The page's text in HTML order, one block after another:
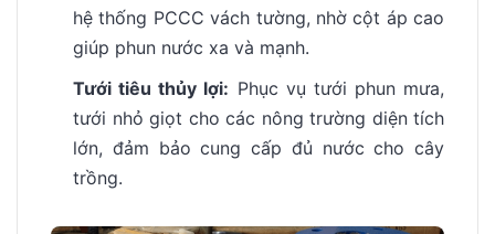
hệ thống PCCC vách tường, nhờ cột áp cao
giúp phun nước xa và mạnh.
Tưới tiêu thủy lợi: Phục vụ tưới phun mưa,
tưới nhỏ giọt cho các nông trường diện tích
lớn, đảm bảo cung cấp đủ nước cho cây
trồng.